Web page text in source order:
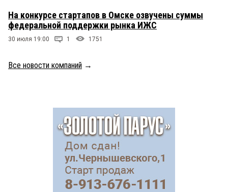
На конкурсе стартапов в Омске озвучены суммы
федеральной поддержки рынка ИЖС
30 июля 19:00 1 1751
Все новости компаний →